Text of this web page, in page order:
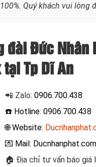
100%. Quý khách vui lòng
đài Đức Nhân
tại Tp Dĩ An
📲 Zalo: 0906.700.438
☎️ Hotline: 0906.700.438
🌐 Website:
💌 Mail:
🏠 Địa chỉ tư vấn báo giá